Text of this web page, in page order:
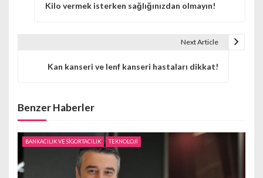
z
n
Kilo vermek isterken sağlığınızdan olmayın!
Next Article
Kan kanseri ve lenf kanseri hastaları dikkat!
Benzer Haberler
BANKACILIK VE SİGORTACILIK TEKNOLOJİ